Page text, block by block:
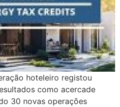
hoteleiro registou
como acercade
30 novas operações